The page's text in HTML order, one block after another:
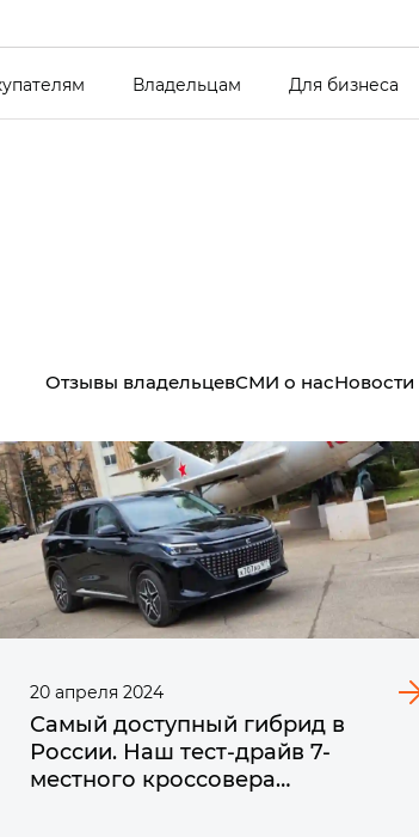
Владельцам Для бизнеса
Отзывы владельцевСМИ о насНовости
20 апреля 2024
Самый доступный гибрид в
России. Наш тест-драйв 7-
местного кроссовера